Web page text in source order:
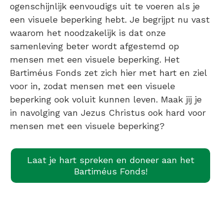
ogenschijnlijk eenvoudigs uit te voeren als je
een visuele beperking hebt. Je begrijpt nu vast
waarom het noodzakelijk is dat onze
samenleving beter wordt afgestemd op
mensen met een visuele beperking. Het
Bartiméus Fonds zet zich hier met hart en ziel
voor in, zodat mensen met een visuele
beperking ook voluit kunnen leven. Maak jij je
in navolging van Jezus Christus ook hard voor
mensen met een visuele beperking?
Laat je hart spreken en doneer aan het
Bartiméus Fonds!